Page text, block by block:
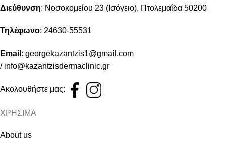
Διεύθυνση: Νοσοκομείου 23 (Ισόγειο), Πτολεμαΐδα 50200
Τηλέφωνο: 24630-55531
Email : georgekazantzis1@gmail.com
/ info@kazantzisdermaclinic.gr
Ακολουθήστε μας:
ΧΡΗΣΙΜΑ
About us